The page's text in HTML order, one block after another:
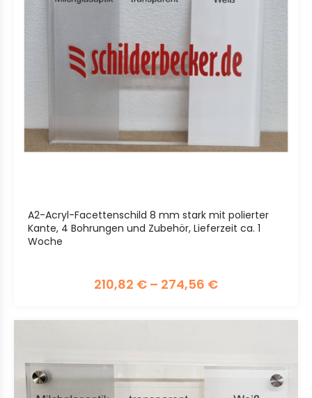
A2-Acryl-Facettenschild 8 mm stark mit polierter
Kante, 4 Bohrungen und Zubehör, Lieferzeit ca. 1
Woche
210,82 € – 274,56 €